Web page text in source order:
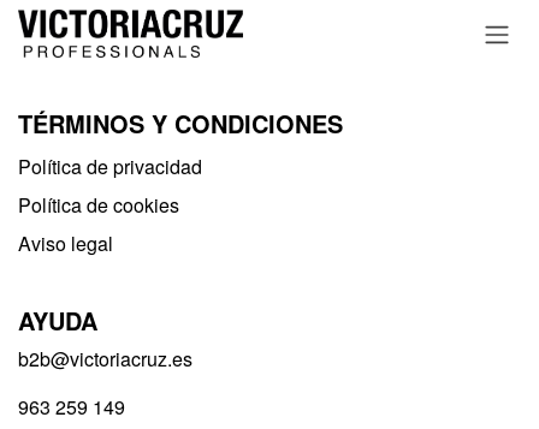
Ir al contenido
TÉRMINOS Y CONDICIONES
Política de privacidad​
Política de cookies
Aviso legal
AYUDA
b2b@victoriacruz.es
963 259 149